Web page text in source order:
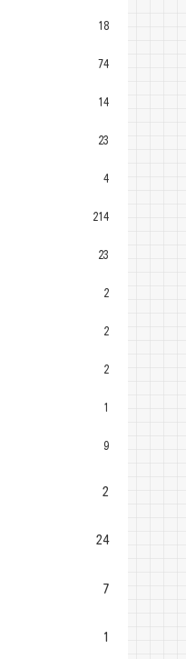
18
74
14
23
4
214
23
2
2
2
1
9
2
24
7
1